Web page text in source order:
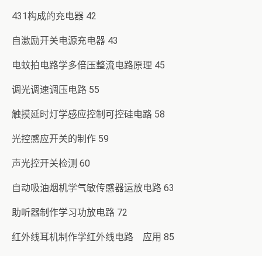
431构成的充电器 42
自激励开关电源充电器 43
电蚊拍电路学多倍压整流电路原理 45
调光调速调压电路 55
触摸延时灯学感应控制可控硅电路 58
光控感应开关的制作 59
声光控开关检测 60
自动吸油烟机学气敏传感器运放电路 63
助听器制作学习功放电路 72
红外线耳机制作学红外线电路 应用 85